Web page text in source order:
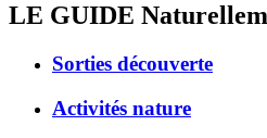
LE GUIDE
Sorties découverte
Activités nature